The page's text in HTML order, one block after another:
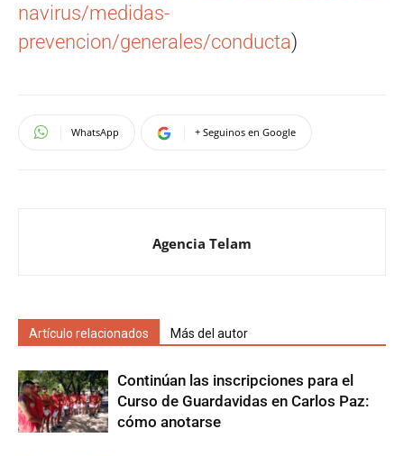
navirus/medidas-
prevencion/generales/conducta)
WhatsApp + Seguinos en Google
Agencia Telam
Artículo relacionados Más del autor
Continúan las inscripciones para el
Curso de Guardavidas en Carlos Paz:
cómo anotarse